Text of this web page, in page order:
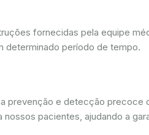
fornecidas pela equipe
determinado período de tempo.
prevenção e detecção
pacientes, ajudando a